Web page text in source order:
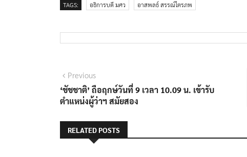
TAGS: อธิการบดี มศว อาสพลธ์ สรรณ์ไตรภพ
แนะแนว
เรื่อง
PreviousPrevious
post:
‘ชัชชาติ’ ถือฤกษ์วันที่ 9 เวลา 10.09 น. เข้ารับ
ตำแหน่งผู้ว่าฯ สมัยสอง
RELATED POSTS